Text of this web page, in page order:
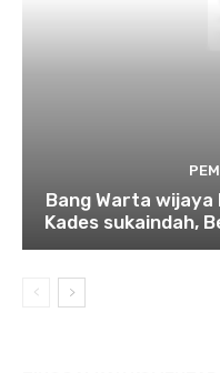
Bang Warta
Kades sukaindah,